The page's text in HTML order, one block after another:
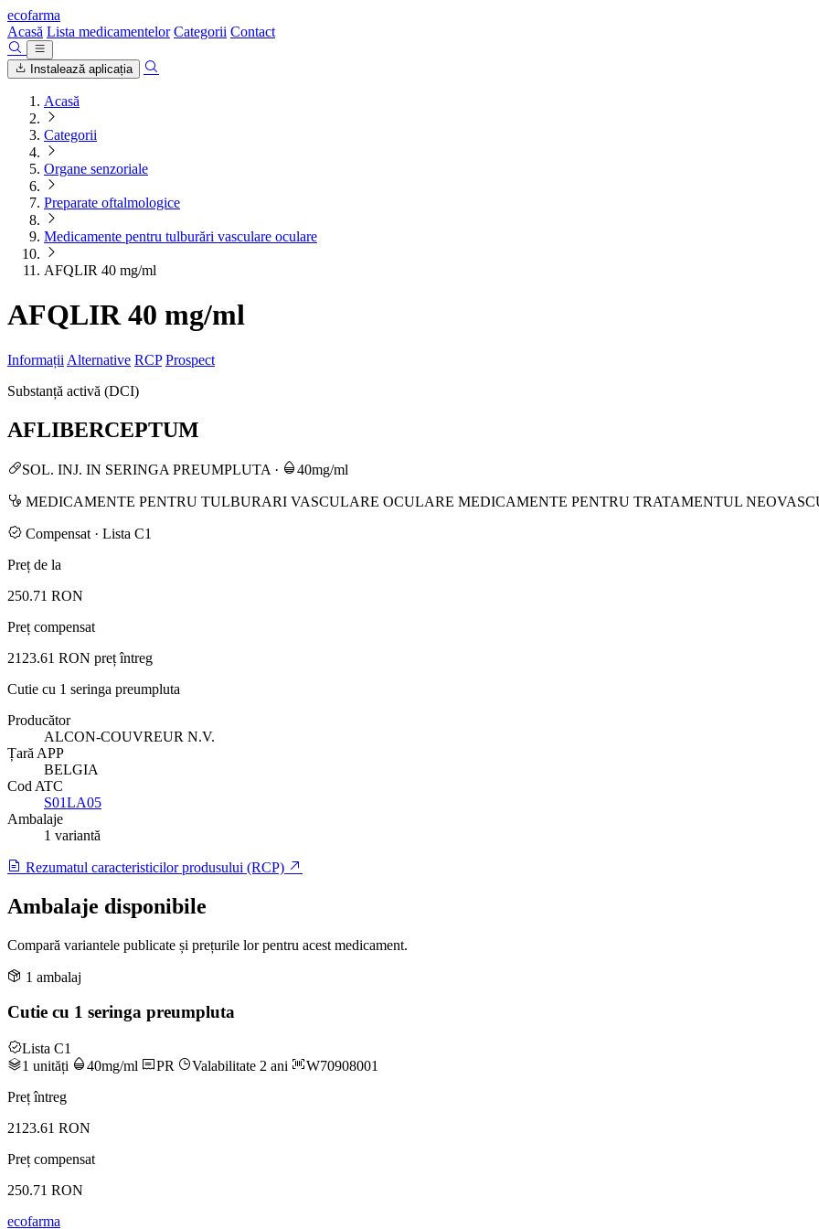
ecofarma
Acasă Lista medicamentelor Categorii Contact
Instalează aplicația
Acasă
Categorii
Organe senzoriale
Preparate oftalmologice
Medicamente pentru tulburări vasculare oculare
AFQLIR 40 mg/ml
AFQLIR 40 mg/ml
Informații Alternative RCP Prospect
Substanță activă (DCI)
AFLIBERCEPTUM
SOL. INJ. IN SERINGA PREUMPLUTA · 40mg/ml
MEDICAMENTE PENTRU TULBURARI VASCULARE OCULARE MEDICAMENTE PENTRU TRATAMENTUL
Compensat · Lista C1
Preț de la
250.71 RON
Preț compensat
2123.61 RON preț întreg
Cutie cu 1 seringa preumpluta
Producător
ALCON-COUVREUR N.V.
Țară APP
BELGIA
Cod ATC
S01LA05
Ambalaje
1 variantă
Rezumatul caracteristicilor produsului (RCP)
Ambalaje disponibile
Compară variantele publicate și prețurile lor pentru acest medicament.
1 ambalaj
Cutie cu 1 seringa preumpluta
Lista C1
1 unități
40mg/ml PR Valabilitate 2 ani
W70908001
Preț întreg
2123.61 RON
Preț compensat
250.71 RON
ecofarma